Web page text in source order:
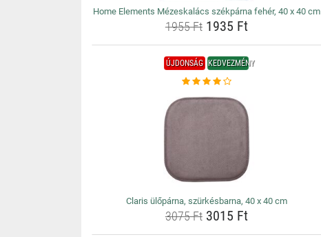
Home Elements Mézeskalács székpárna fehér, 40 x 40 cm
1955 Ft1935 Ft
ÚJDONSÁG KEDVEZMÉNY
Claris ülőpárna, szürkésbarna, 40 x 40 cm
3075 Ft3015 Ft